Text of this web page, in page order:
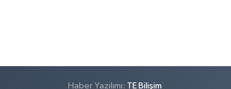
Haber Yazılımı: TE Bilişim